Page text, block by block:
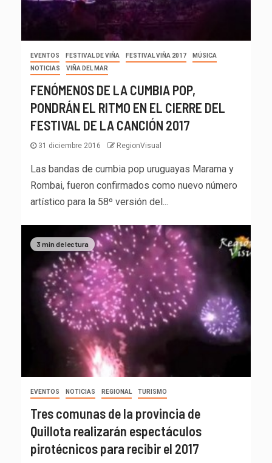
EVENTOS FESTIVAL DE VIÑA FESTIVAL VIÑA 2017
MÚSICA
NOTICIAS
VIÑA DEL MAR
FENÓMENOS DE LA CUMBIA POP,
PONDRÁN EL RITMO EN EL CIERRE DEL
FESTIVAL DE LA CANCIÓN 2017
31 diciembre 2016 RegionVisual
Las bandas de cumbia pop uruguayas Marama y
Rombai, fueron confirmados como nuevo número
artístico para la 58º versión del...
3 min de lectura
EVENTOS NOTICIAS REGIONAL TURISMO
Tres comunas de la provincia de
Quillota realizarán espectáculos
pirotécnicos para recibir el 2017